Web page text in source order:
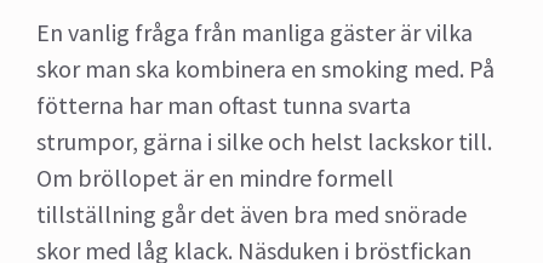
En vanlig fråga från manliga gäster är vilka
skor man ska kombinera en smoking med. På
fötterna har man oftast tunna svarta
strumpor, gärna i silke och helst lackskor till.
Om bröllopet är en mindre formell
tillställning går det även bra med snörade
skor med låg klack. Näsduken i bröstfickan